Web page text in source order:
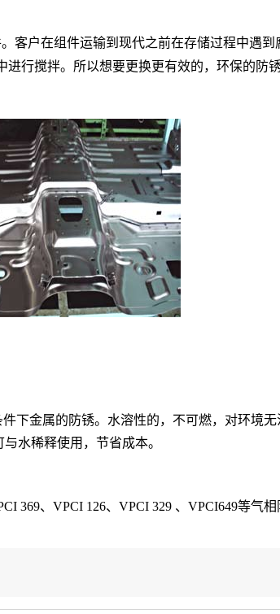
户在组件运输到现代之前在存储过程中遇到
行搅拌。所以想要更换更有效的，环保的防
下金属的防锈。 水溶性的，不可燃，对环境无
与水稀释使用，节省成本。
369、VPCI 126、VPCI 329 、VPCI649等气